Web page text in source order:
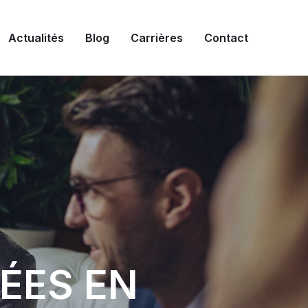
Actualités Blog Carrières Contact
EN